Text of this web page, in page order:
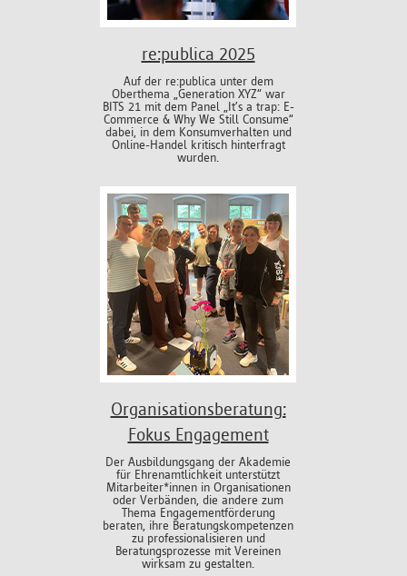
re:publica 2025
Auf der re:publica unter dem
Oberthema „Generation XYZ“ war
BITS 21 mit dem Panel „It’s a trap: E-
Commerce & Why We Still Consume“
dabei, in dem Konsumverhalten und
Online-Handel kritisch hinterfragt
wurden.
Organisationsberatung:
Fokus Engagement
Der Ausbildungsgang der Akademie
für Ehrenamtlichkeit unterstützt
Mitarbeiter*innen in Organisationen
oder Verbänden, die andere zum
Thema Engagementförderung
beraten, ihre Beratungskompetenzen
zu professionalisieren und
Beratungsprozesse mit Vereinen
wirksam zu gestalten.